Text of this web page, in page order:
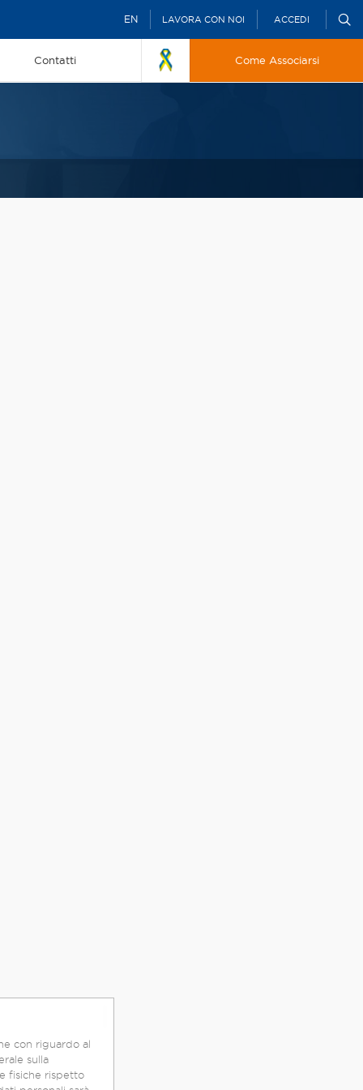
EN LAVORA CON NOI ACCEDI
Contatti Come Associarsi
con riguardo al
sulla